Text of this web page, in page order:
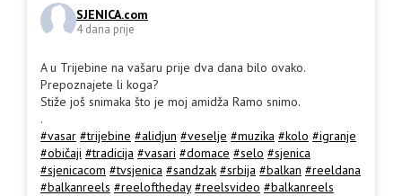
SJENICA.com
4 dana prije
A u Trijebine na vašaru prije dva dana bilo ovako.
Prepoznajete li koga?
Stiže još snimaka što je moj amidža Ramo snimo.
.
#vasar #trijebine #alidjun #veselje #muzika #kolo #igranje
#običaji #tradicija #vasari #domace #selo #sjenica
#sjenicacom #tvsjenica #sandzak #srbija #balkan #reeldana
#balkanreels #reeloftheday #reelsvideo #balkanreels